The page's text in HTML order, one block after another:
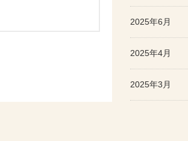
2025年6月
2025年4月
2025年3月